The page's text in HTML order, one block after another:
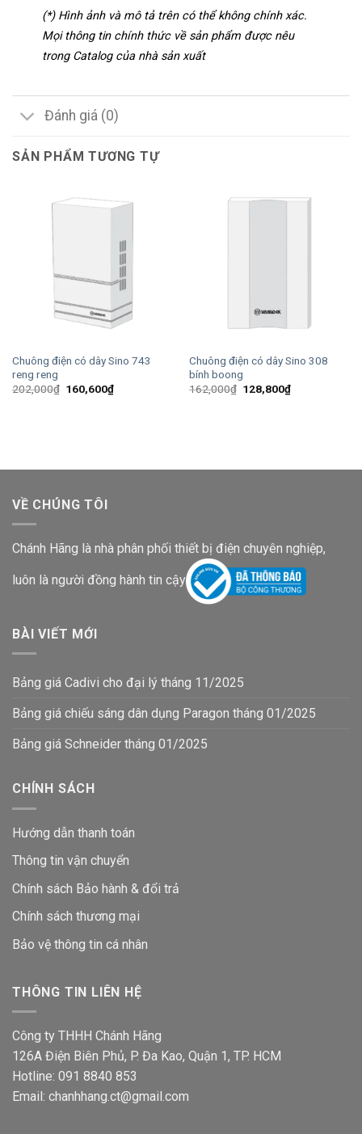
(*) Hình ảnh và mô tả trên có thể không chính xác.
Mọi thông tin chính thức về sản phẩm được nêu
trong Catalog của nhà sản xuất
Đánh giá (0)
SẢN PHẨM TƯƠNG TỰ
Chuông điện có dây Sino 743
reng reng
202,000₫ Giá
160,600₫Giá
hiện
Chuông điện có dây Sino 308
bính boong
162,000₫ Giá
128,800₫Giá
hiện
VỀ CHÚNG TÔI
Chánh Hãng là nhà phân phối thiết bị điện chuyên nghiệp,
luôn là người đồng hành tin cậy
BÀI VIẾT MỚI
Bảng giá Cadivi cho đại lý tháng 11/2025
Bảng giá chiếu sáng dân dụng Paragon tháng 01/2025
Bảng giá Schneider tháng 01/2025
CHÍNH SÁCH
Hướng dẫn thanh toán
Thông tin vận chuyển
Chính sách Bảo hành & đổi trả
Chính sách thương mại
Bảo vệ thông tin cá nhân
THÔNG TIN LIÊN HỆ
Công ty THHH Chánh Hãng
126A Điện Biên Phủ, P. Đa Kao, Quận 1, TP. HCM
Hotline: 091 8840 853
Email: chanhhang.ct@gmail.com